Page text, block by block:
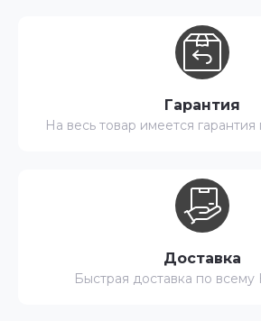
Гарантия
На весь товар имеется
Доставка
Быстрая доставка по всему